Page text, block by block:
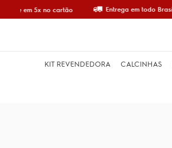
em 5x no cartão Entrega em todo Brasil
KIT REVENDEDORA CALCINHAS